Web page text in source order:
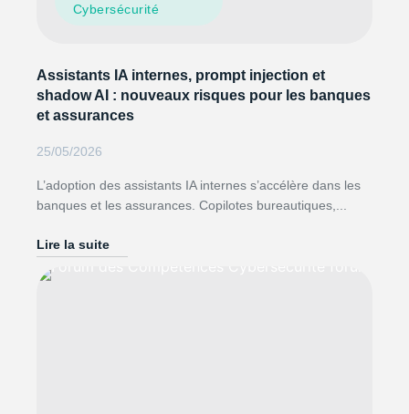
Cybersécurité
Assistants IA internes, prompt injection et
shadow AI : nouveaux risques pour les banques
et assurances
25/05/2026
L’adoption des assistants IA internes s’accélère dans les
banques et les assurances. Copilotes bureautiques,...
Lire la suite